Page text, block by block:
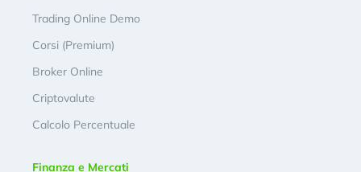
Trading Online Demo
Corsi (Premium)
Broker Online
Criptovalute
Calcolo Percentuale
Finanza e Mercati